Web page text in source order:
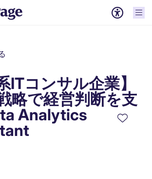
ITコンサル企業】
略で経営判断を支
Analytics